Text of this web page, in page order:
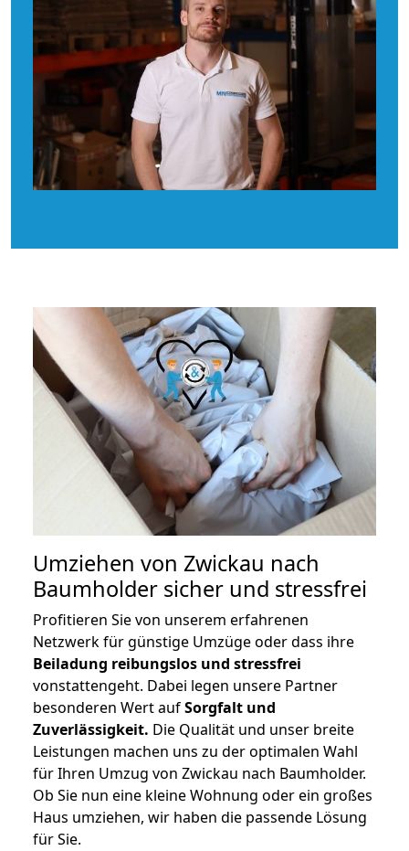
Umziehen von Zwickau nach
Baumholder sicher und stressfrei
Profitieren Sie von unserem erfahrenen
Netzwerk für günstige Umzüge oder dass ihre
Beiladung reibungslos und stressfrei
vonstattengeht. Dabei legen unsere Partner
besonderen Wert aufSorgfalt und
Zuverlässigkeit. Die Qualität und unser breite
Leistungen machen uns zu der optimalen Wahl
für Ihren Umzug von Zwickau nach Baumholder.
Ob Sie nun eine kleine Wohnung oder ein großes
Haus umziehen, wir haben die passende Lösung
für Sie.